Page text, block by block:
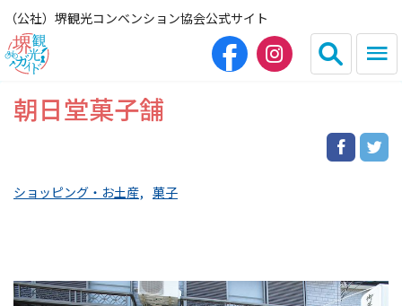
（公社）堺観光コンベンション協会公式サイト
English
観光スポット
朝日堂菓子舗
ショッピング・お土産 菓子